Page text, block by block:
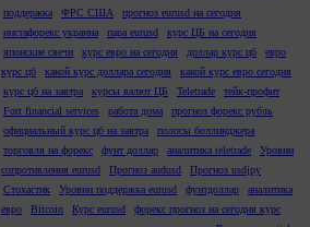
поддержка
ФРС США
прогноз eurusd на сегодня
инстафорекс украина
пара eurusd
курс ЦБ на сегодня
японские свечи
курс евро на сегодня доллар курс цб
евро
курс цб
какой курс доллара сегодня
какой курс евро сегодня
курс цб на завтра
курсы валют ЦБ Teletrade
тейк-профит
Fort financial services
работа дома
прогноз форекс рубль
официальный курс цб на завтра
полосы боллинджера
торговля на форекс
фунт доллар аналитика teletrade
Уровни
сопротивления eurusd
Прогноз audusd
Прогноз usdjpy
Стохастик
Уровни поддержка eurusd фунтдоллар
аналитика
евро
Bitcoin Курс eurusd
форекс прогноз на сегодня курс